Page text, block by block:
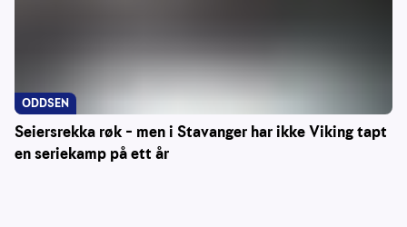
Seiersrekka røk – men i Stavanger har ikke Viking tapt
en seriekamp på ett år
ODDSEN